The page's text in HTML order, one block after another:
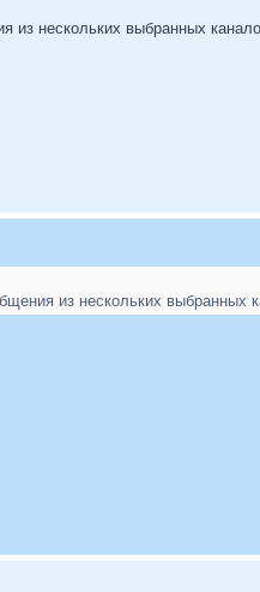
из нескольких выбранных
из нескольких выбранных